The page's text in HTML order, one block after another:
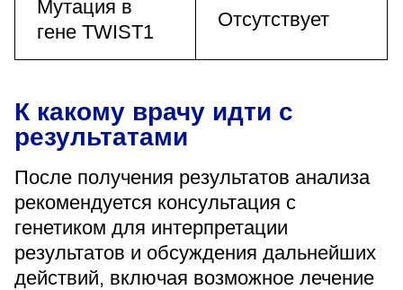
Мутация в
гене TWIST1
Отсутствует
К какому врачу идти с
результатами
После получения результатов анализа
рекомендуется консультация с
генетиком для интерпретации
результатов и обсуждения дальнейших
действий, включая возможное лечение